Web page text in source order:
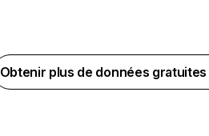
Obtenir plus de données